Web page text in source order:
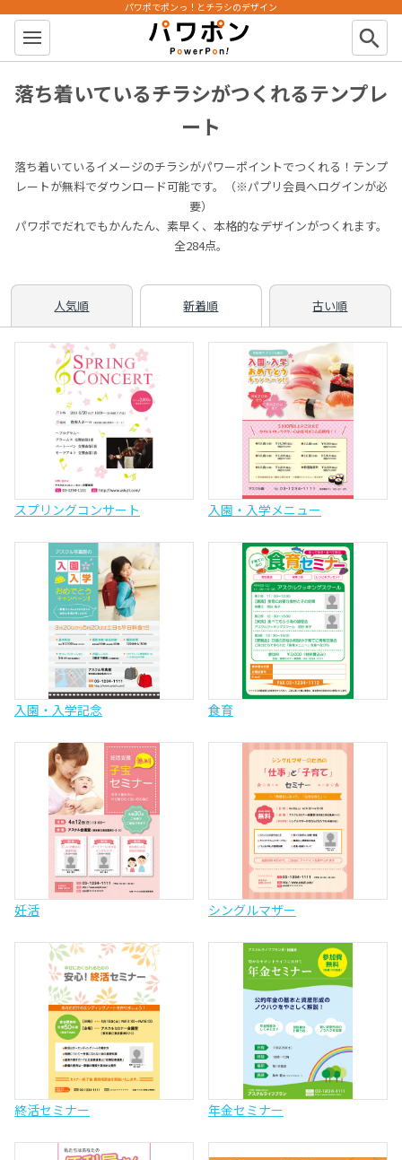
パワポン
パワポでポンっ！とチラシのデザイン
search
落ち着いているチラシがつくれるテンプレ
ート
落ち着いているイメージのチラシがパワーポイントでつくれる！テンプ
レートが無料でダウンロード可能です。（※パプリ会員へログインが必
要）
パワポでだれでもかんたん、素早く、本格的なデザインがつくれます。
全284点。
人気順 新着順 古い順
スプリングコンサート 入園・入学メニュー
入園・入学記念 食育
妊活 シングルマザー
終活セミナー 年金セミナー